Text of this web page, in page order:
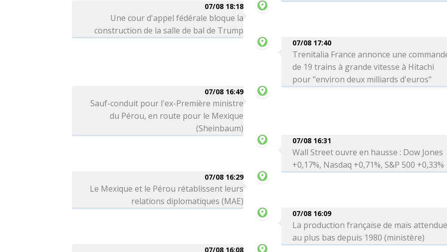
07/08 18:18
Une cour d'appel fédérale bloque la
construction de la salle de bal de Trump
07/08 17:40
Trenitalia France annonce une
de 19 trains à grande vitesse à Hitachi
pour "environ deux milliards d'euros"
07/08 16:49
Sauf-conduit pour l'ex-Première ministre
du Pérou, en route pour le Mexique
(Sheinbaum)
07/08 16:31
Wall Street ouvre en hausse : Dow Jones
+0,17%, Nasdaq +0,71%, S&P 500 +0,33%
07/08 16:29
Le Mexique et le Pérou rétablissent leurs
relations diplomatiques (MAE)
07/08 16:09
La production française de maïs
au plus bas depuis 1980 (ministère)
07/08 16:08